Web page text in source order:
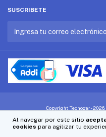
Al navegar por este sitio
cookies para agilizar tu
SUSCRIBETE
Copyright Tecnogar -